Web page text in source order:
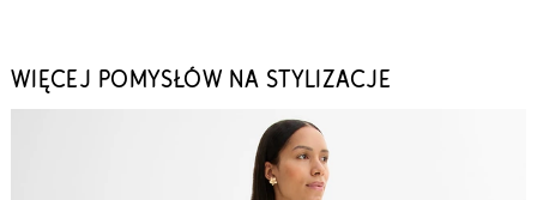
WIĘCEJ POMYSŁÓW NA STYLIZACJE